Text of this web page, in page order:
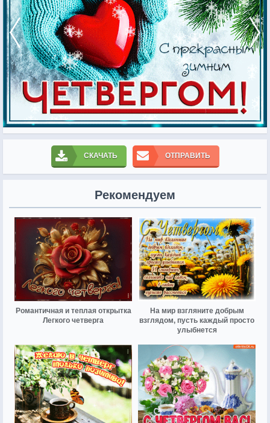
СКАЧАТЬ ОТПРАВИТЬ
Рекомендуем
Романтичная и теплая открытка
Легкого четверга
На мир взгляните добрым
взглядом, пусть каждый просто
улыбнется